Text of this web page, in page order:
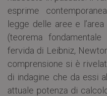
esprime
legge delle aree e
(teorema
fervida di Leibniz,
comprensione si è
di indagine che da essi
attuale potenza di